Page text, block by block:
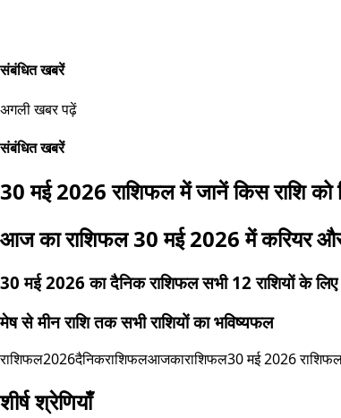
संबंधित खबरें
अगली खबर पढ़ें
संबंधित खबरें
30 मई 2026 राशिफल में जानें किस राशि को
आज का राशिफल 30 मई 2026 में करियर और
30 मई 2026 का दैनिक राशिफल सभी 12 राशियों के
मेष से मीन राशि तक सभी राशियों का भविष्यफल
राशिफल2026दैनिकराशिफलआजकाराशिफल30 मई 2026
शीर्ष श्रेणियाँ